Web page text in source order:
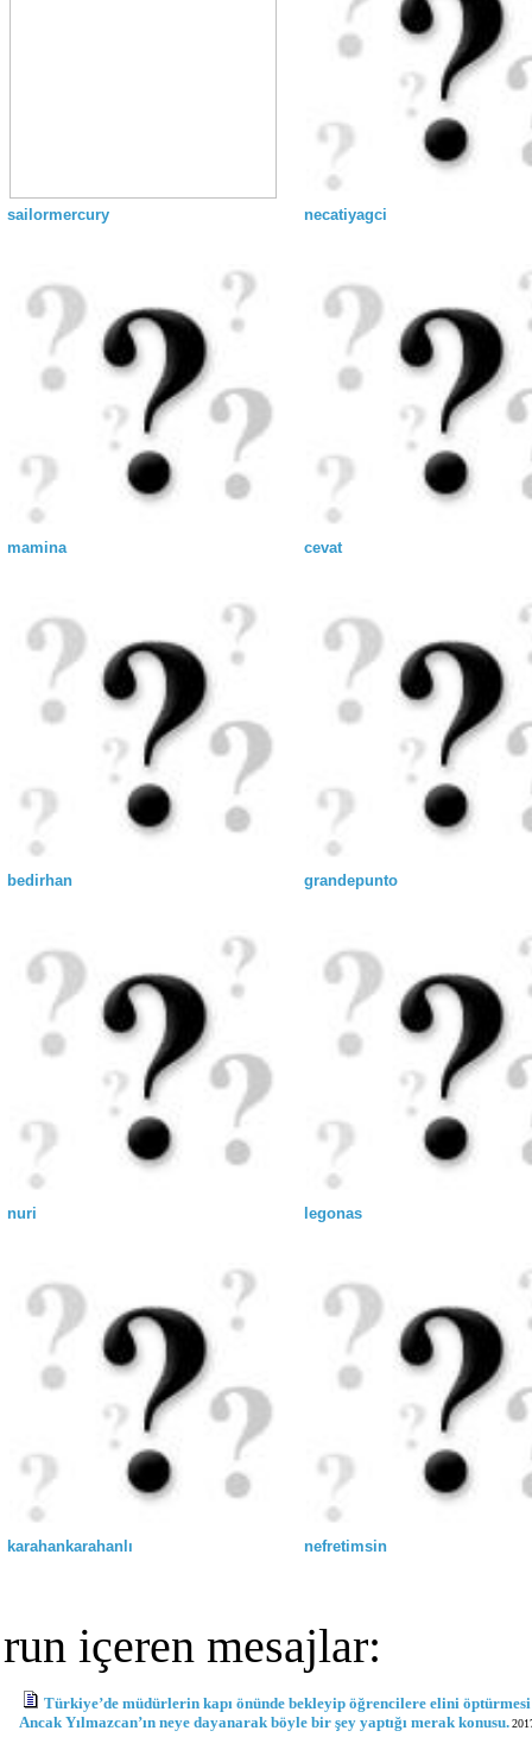
sailormercury necatiyagci
mamina cevat
bedirhan grandepunto
nuri legonas
karahankarahanlı nefretimsin
run içeren mesajlar:
Türkiye’de müdürlerin kapı önünde bekleyip öğrencilere elini
Ancak Yılmazcan’ın neye dayanarak böyle bir şey yaptığı merak konusu.